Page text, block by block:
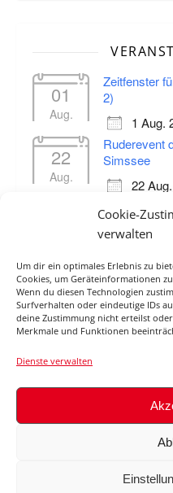
Cookie-
verwalten
Um dir ein optimales Erlebnis zu
Cookies, um Geräteinformationen
Wenn du diesen Technologien
Surfverhalten oder eindeutige IDs
deine Zustimmung nicht erteilst
Merkmale und Funktionen
Dienste verwalten
01
Aug.
Zeitfenster
2)
1 Aug.
22
Aug.
Ruderevent
Simssee
22
29 Aug.
ABFLUSS